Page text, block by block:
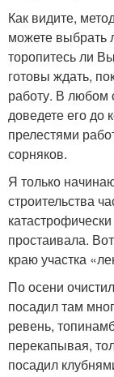
Как видите,
можете выбрать
торопитесь ли
готовы ждать,
работу. В любом
доведете его до
прелестями
сорняков.
Я только
строительства
простаивала.
краю участка
По осени
посадил там
ревень,
перекапывая,
посадил